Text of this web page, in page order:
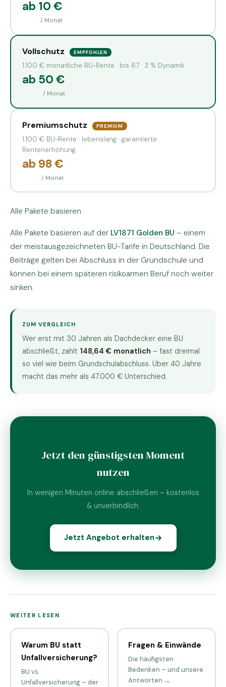
ab 10 €
/ Monat
Vollschutz EMPFOHLEN
1.100 € monatliche BU-Rente · bis 67 · 3 % Dynamik
ab 50 €
/ Monat
Premiumschutz PREMIUM
1.100 € BU-Rente · lebenslang · garantierte
Rentenerhöhung
ab 98 €
/ Monat
Alle Pakete basieren
Alle Pakete basieren auf der LV1871 Golden BU – einem
der meistausgezeichneten BU-Tarife in Deutschland. Die
Beiträge gelten bei Abschluss in der Grundschule und
können bei einem späteren risikoarmen Beruf noch weiter
sinken.
ZUM VERGLEICH
Wer erst mit 30 Jahren als Dachdecker eine BU
abschließt, zahlt 148,64 € monatlich – fast dreimal
so viel wie beim Grundschulabschluss. Über 40 Jahre
macht das mehr als 47.000 € Unterschied.
Jetzt den günstigsten Moment
nutzen
In wenigen Minuten online abschließen – kostenlos
& unverbindlich.
Jetzt Angebot erhalten
WEITER LESEN
Warum BU statt
Unfallversicherung?
BU vs.
Unfallversicherung – der
Fragen & Einwände
Die häufigsten
Bedenken – und unsere
Antworten →